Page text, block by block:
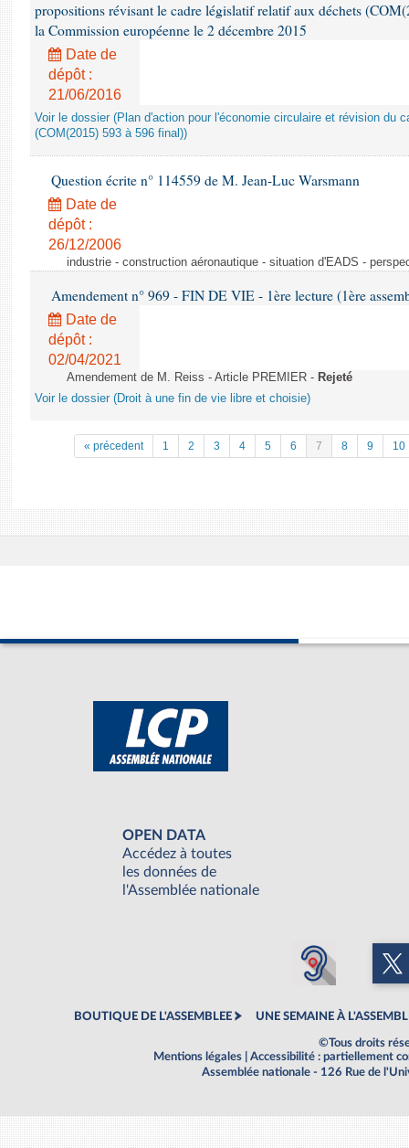
propositions révisant le cadre législatif relatif aux déchets
la Commission européenne le 2 décembre 2015
Date de
dépôt :
21/06/2016
Voir le dossier (Plan d'action pour l'économie circulaire et révision du
(COM(2015) 593 à 596 final))
Question écrite n° 114559 de M. Jean-Luc Warsmann
Date de
dépôt :
26/12/2006
industrie - construction aéronautique - situation d'EADS -
Amendement n° 969 - FIN DE VIE - 1ère lecture (1ère
Date de
dépôt :
02/04/2021
Amendement de M. Reiss - Article PREMIER - Rejeté
Voir le dossier (Droit à une fin de vie libre et choisie)
« précedent 1 2 3 4 5 6 7 8 9 10
OPEN DATA
Accédez à toutes
les données de
l'Assemblée nationale
BOUTIQUE DE L'ASSEMBLEE UNE SEMAINE À
©Tous droits
Mentions légales
Accessibilité : partiellement
Assemblée nationale - 126 Rue de